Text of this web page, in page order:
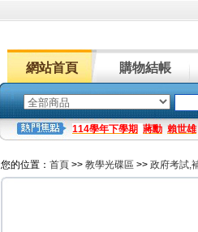
網站首頁 購物結帳
114學年下學期 蔣勳 賴世雄
您的位置： 首頁 >> 教學光碟區 >> 政府考試,